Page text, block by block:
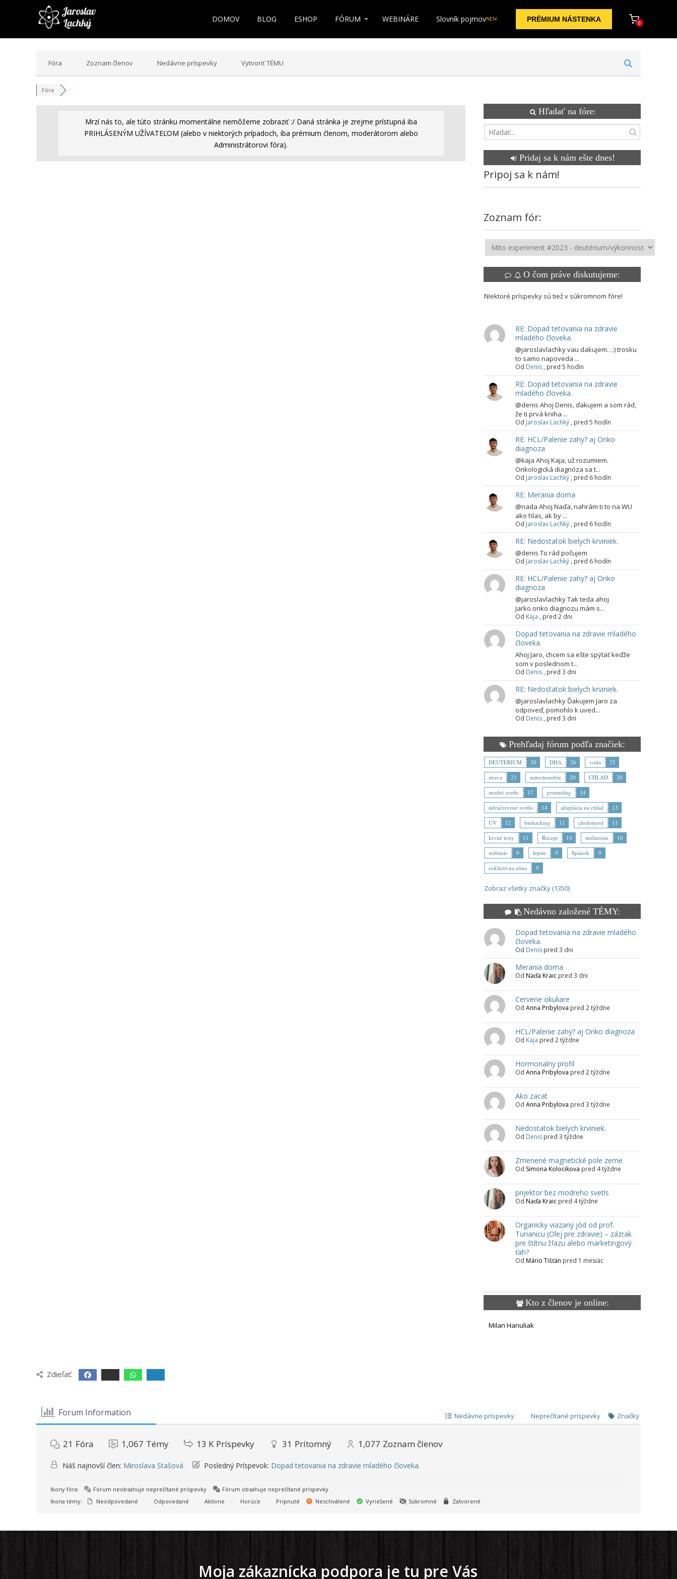
DOMOV BLOG ESHOP FÓRUM WEBINÁRE Slovník pojmovNEW PRÉMIUM NÁSTENKA 0
Fóra Zoznam členov Nedávne príspevky Vytvoriť TÉMU
Fóra
Mrzí nás to, ale túto stránku momentálne nemôžeme zobraziť :/ Daná stránka je zrejme prístupná iba
PRIHLÁSENÝM UŽÍVATEĽOM (alebo v niektorých prípadoch, iba prémium členom, moderátorom alebo
Administrátorovi fóra).
Hľadať na fóre:
Pridaj sa k nám ešte dnes!
Pripoj sa k nám!
Zoznam fór:
O čom práve diskutujeme:
Niektoré príspevky sú tiež v súkromnom fóre!
RE: Dopad tetovania na zdravie
mladého človeka.
@jaroslavlachky vau dakujem…:) trosku
to samo napoveda ...
Od Denis , pred 5 hodín
RE: Dopad tetovania na zdravie
mladého človeka.
@denis Ahoj Denis, ďakujem a som rád,
že ti prvá kniha ...
Od Jaroslav Lachký , pred 5 hodín
RE: HCL/Palenie zahy? aj Onko
diagnoza
@kaja Ahoj Kaja, už rozumiem.
Onkologická diagnóza sa t...
Od Jaroslav Lachký , pred 6 hodín
RE: Merania doma
@nada Ahoj Naďa, nahrám ti to na WU
ako hlas, ak by ...
Od Jaroslav Lachký , pred 6 hodín
RE: Nedostatok bielych krviniek.
@denis To rád počujem
Od Jaroslav Lachký , pred 6 hodín
RE: HCL/Palenie zahy? aj Onko
diagnoza
@jaroslavlachky Tak teda ahoj
Jarko.onko diagnozu mám s...
Od Kaja , pred 2 dni
Dopad tetovania na zdravie mladého
človeka.
Ahoj Jaro, chcem sa ešte spýtať keďže
som v poslednom t...
Od Denis , pred 3 dni
RE: Nedostatok bielych krviniek.
@jaroslavlachky Ďakujem Jaro za
odpoveď, pomohlo k uved...
Od Denis , pred 3 dni
Prehľadaj fórum podľa značiek:
DEUTÉRIUM 30 DHA 26 voda
25
strava
21 mitochondrie 20 CHLAD
20
modré svetlo
17 grounding
14
infračervené svetlo
14 adaptácia na chlad
13
UV
12 biohacking 11 cholesterol
11
krvné testy
11 Recept 10 melatonín
10
webinár
9 leptín 9 Spánok
9
exkluzívna zóna
9
Zobraz všetky značky (1350)
Nedávno založené TÉMY:
Dopad tetovania na zdravie mladého
človeka.
Od Denis pred 3 dni
Merania doma
Od Naďa Kraic pred 3 dni
Cervene okuliare
Od Anna Pribylova pred 2 týždne
HCL/Palenie zahy? aj Onko diagnoza
Od Kaja pred 2 týždne
Hormonalny profil
Od Anna Pribylova pred 2 týždne
Ako zacat
Od Anna Pribylova pred 3 týždne
Nedostatok bielych krviniek.
Od Denis pred 3 týždne
Zmenené magnetické pole zeme
Od Simona Kolocikova pred 4 týždne
prijektor bez modreho svetls
Od Naďa Kraic pred 4 týždne
Organicky viazaný jód od prof.
Turianicu (Olej pre zdravie) – zázrak
pre štítnu žľazu alebo marketingový
ťah?
Od Mário Tišťan pred 1 mesiac
Kto z členov je online:
Milan Hanuliak
Zdieľať:
Forum Information Nedávne príspevky Neprečítané príspevky Značky
21 Fóra 1,067 Témy 13 K Príspevky 31 Prítomný 1,077 Zoznam členov
Náš najnovší člen: Miroslava Stašová Posledný Príspevok: Dopad tetovania na zdravie mladého človeka.
Ikony fóra: Fórum neobsahuje neprečítané príspevky
Fórum obsahuje neprečítané príspevky
Ikona témy:
Neodpovedané Odpovedané Aktívne Horúce Pripnuté Neschválené Vyriešené Súkromné Zatvorené
Moja zákaznícka podpora je tu pre Vás